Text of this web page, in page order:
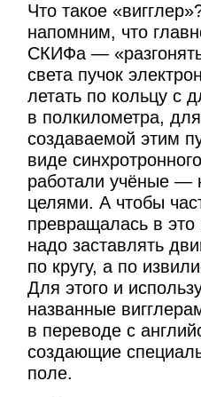
Что такое
напомним, что
СКИФа —
света пучок
летать по кольцу с
в полкилометра,
создаваемой этим
виде
работали учёные —
целями. А чтобы
превращалась в это
надо заставлять
по кругу, а по
Для этого и
названные
в переводе с
создающие
поле.